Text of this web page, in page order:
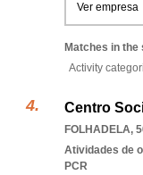
Ver empresa
Matches in the
Activity
Centro
FOLHADELA,
Atividades de
PCR